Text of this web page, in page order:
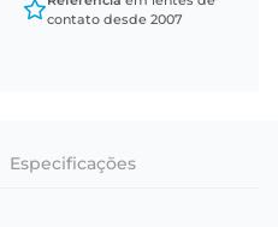
contato desde 2007
Especificações